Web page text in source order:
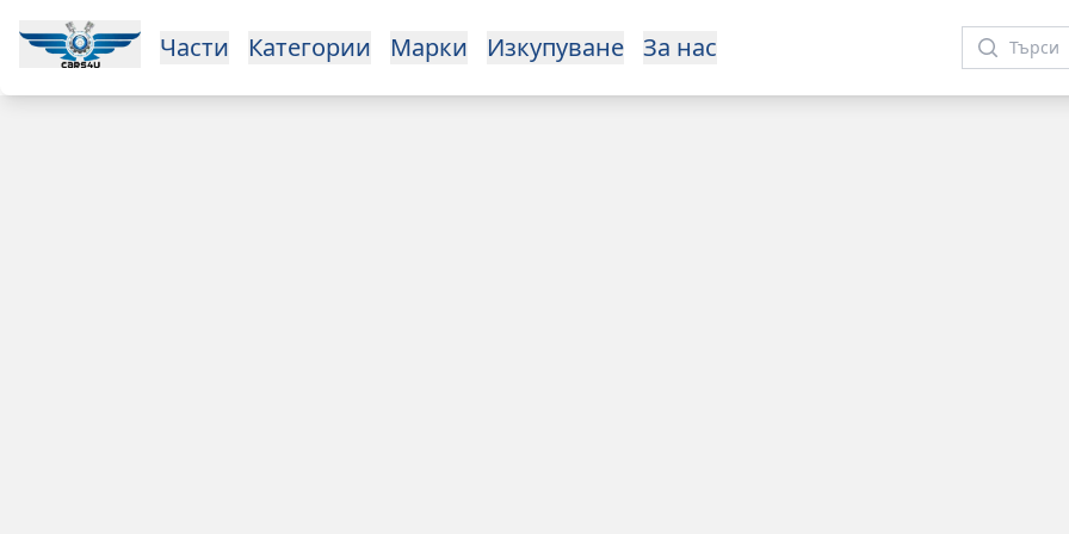
Части Категории Марки Изкупуване За нас